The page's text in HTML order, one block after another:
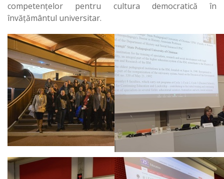
competențelor pentru cultura democratică în
învățământul universitar.